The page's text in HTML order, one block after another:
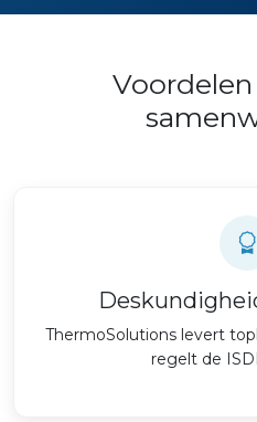
ThermoSolutions levert
regelt de